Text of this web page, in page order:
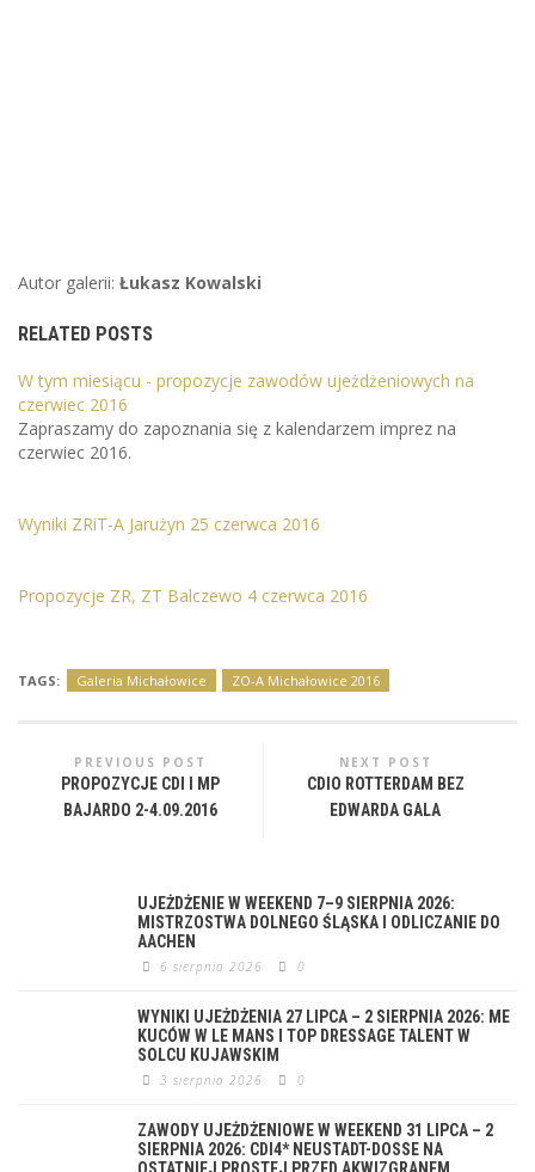
Autor galerii: Łukasz Kowalski
RELATED POSTS
W tym miesiącu - propozycje zawodów ujeżdżeniowych na
czerwiec 2016
Zapraszamy do zapoznania się z kalendarzem imprez na
czerwiec 2016.
Wyniki ZRiT-A Jarużyn 25 czerwca 2016
Propozycje ZR, ZT Balczewo 4 czerwca 2016
TAGS: Galeria Michałowice ZO-A Michałowice 2016
PREVIOUS POST
PROPOZYCJE CDI I MP
BAJARDO 2-4.09.2016
NEXT POST
CDIO ROTTERDAM BEZ
EDWARDA GALA
UJEŻDŻENIE W WEEKEND 7–9 SIERPNIA 2026:
MISTRZOSTWA DOLNEGO ŚLĄSKA I ODLICZANIE DO
AACHEN
6 sierpnia 2026 0
WYNIKI UJEŻDŻENIA 27 LIPCA – 2 SIERPNIA 2026: ME
KUCÓW W LE MANS I TOP DRESSAGE TALENT W
SOLCU KUJAWSKIM
3 sierpnia 2026 0
ZAWODY UJEŻDŻENIOWE W WEEKEND 31 LIPCA – 2
SIERPNIA 2026: CDI4* NEUSTADT-DOSSE NA